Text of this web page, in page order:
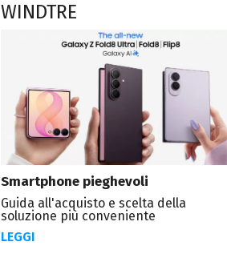
WINDTRE
Smartphone pieghevoli
Guida all'acquisto e scelta della
soluzione più conveniente
LEGGI